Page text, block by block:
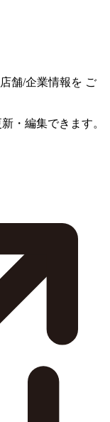
店舗/企業情報を ご
・編集できます。